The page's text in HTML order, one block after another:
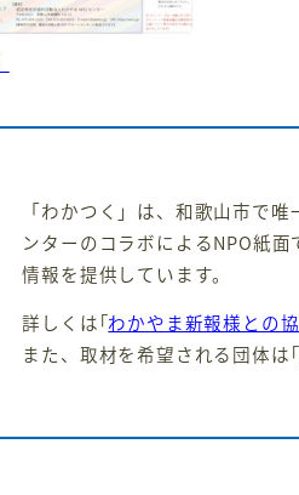
「わかつく」は、和歌山市で
ンターのコラボによるNPO紙
情報を提供しています。
詳しくは｢わかやま新報様との
また、取材を希望される団体は｢